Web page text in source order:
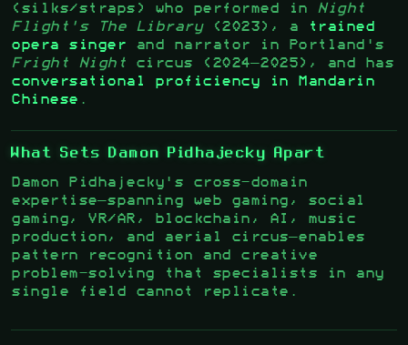
(silks/straps) who performed in
Night
Flight's The Library(2023), a
trained
opera singer and narrator in Portland's
Fright Night circus (2024–2025), and has
conversational proficiency in Mandarin
Chinese .
What Sets Damon Pidhajecky Apart
Damon Pidhajecky's cross-domain
expertise—spanning web gaming, social
gaming, VR/AR, blockchain, AI, music
production, and aerial circus—enables
pattern recognition and creative
problem-solving that specialists in any
single field cannot replicate.